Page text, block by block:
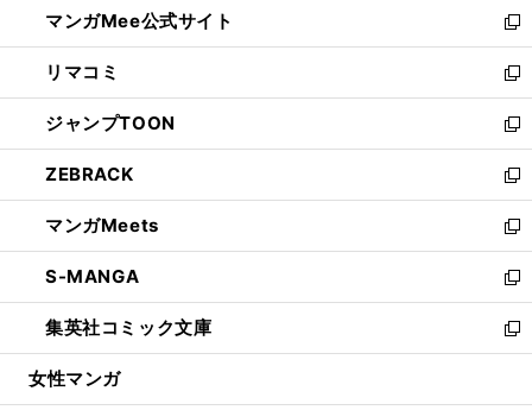
く
ド
ウ
で
開
く
ィ
ン
ド
ウ
で
開
く
い
ウ
ィ
ン
ド
ウ
で
開
く
マンガMee公式サイト
新
し
い
ウ
ィ
ン
ド
ウ
で
開
く
リマコミ
新
し
い
ウ
ィ
ン
ド
ウ
で
開
く
ジャンプTOON
新
し
い
ウ
ィ
ン
ド
ウ
で
開
ZEBRACK
新
し
い
ウ
ィ
ン
ド
ウ
開
マンガMeets
新
し
い
ウ
ィ
ン
ウ
S-MANGA
新
し
い
ウ
集英社コミック文庫
新
し
女性マンガ